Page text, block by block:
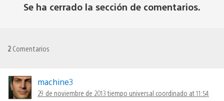
Se ha cerrado la sección de comentarios.
2 Comentarios
machine3
29 de noviembre de 2013 tiempo universal coordinado at 11:54